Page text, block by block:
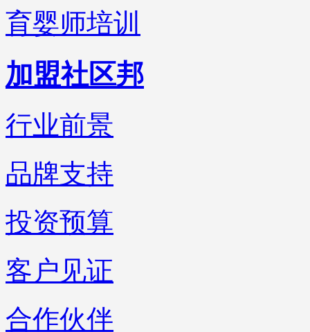
育婴师培训
加盟社区邦
行业前景
品牌支持
投资预算
客户见证
合作伙伴